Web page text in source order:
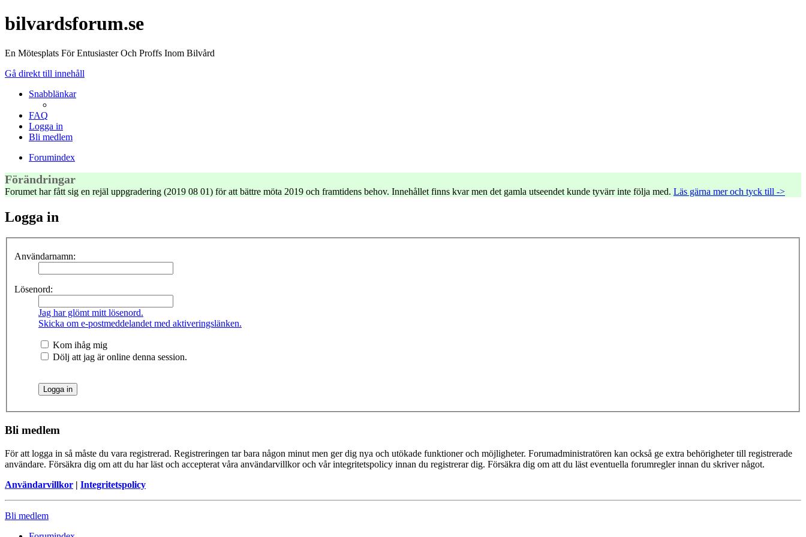
bilvardsforum.se
En Mötesplats För Entusiaster Och Proffs Inom Bilvård
Gå direkt till innehåll
Snabblänkar
FAQ
Logga in
Bli medlem
Forumindex
Förändringar
Forumet har fått sig en rejäl uppgradering (2019 08 01) för att bättre möta 2019 och framtidens behov. Innehållet finns kvar men det gamla utseendet kunde tyvärr inte följa med. Läs gärna mer och tyck till ->
Logga in
Användarnamn:
Lösenord:
Jag har glömt mitt lösenord.
Skicka om e-postmeddelandet med aktiveringslänken.
Kom ihåg mig
Dölj att jag är online denna session.
Bli medlem
För att logga in så måste du vara registrerad. Registreringen tar bara någon minut men ger dig nya och utökade funktioner och möjligheter. Forumadministratören kan också ge extra behörigheter till registrerade
användare. Försäkra dig om att du har läst och accepterat våra användarvillkor och vår integritetspolicy innan du registrerar dig. Försäkra dig om att du läst eventuella forumregler innan du skriver något.
Användarvillkor | Integritetspolicy
Bli medlem